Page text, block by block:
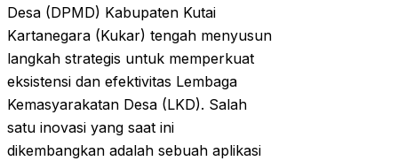
Desa (DPMD) Kabupaten Kutai
Kartanegara (Kukar) tengah menyusun
langkah strategis untuk memperkuat
eksistensi dan efektivitas Lembaga
Kemasyarakatan Desa (LKD). Salah
satu inovasi yang saat ini
dikembangkan adalah sebuah aplikasi